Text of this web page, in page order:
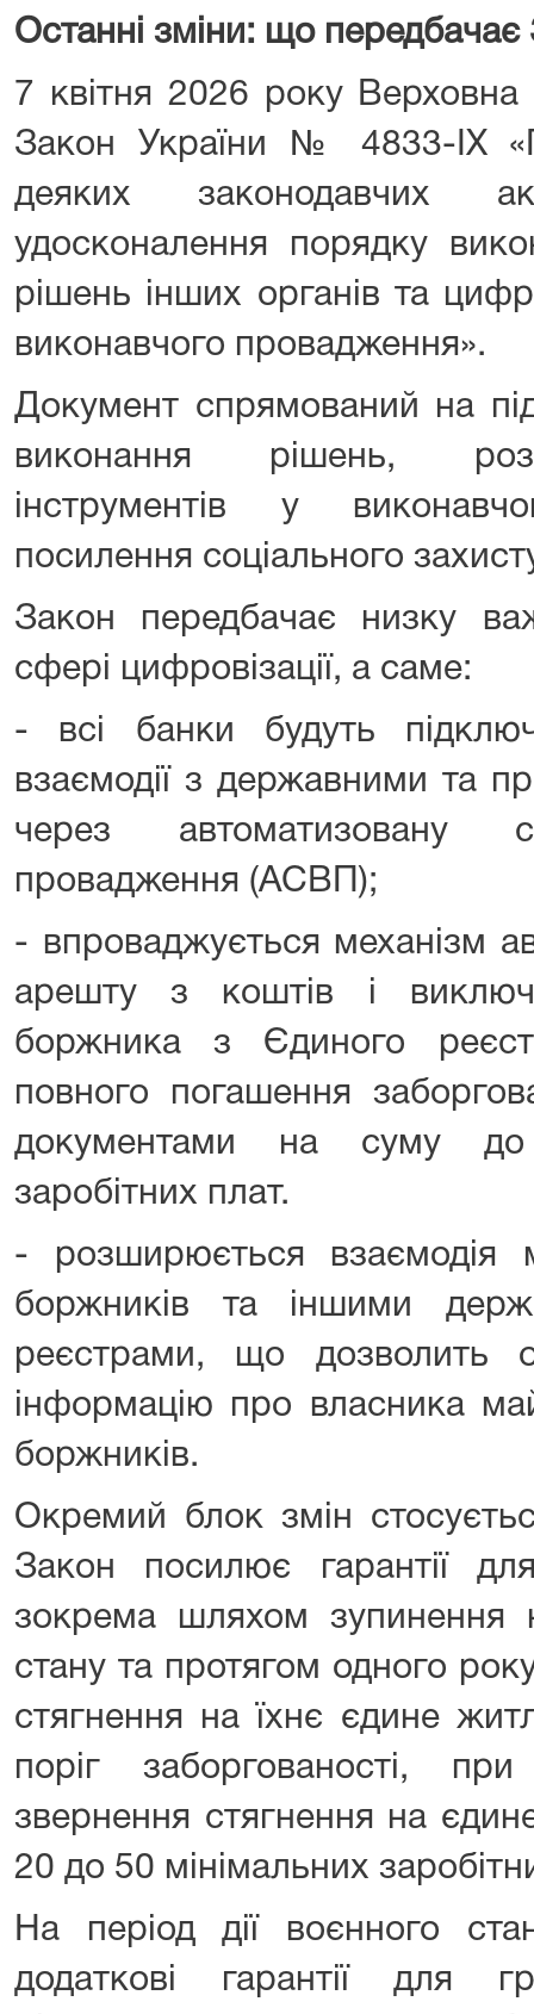
Останні зміни: що
7 квітня 2026 року
Закон України № 4833-IX
деяких законодавчих
удосконалення порядку
рішень інших органів та
виконавчого провадження».
Документ спрямований на
виконання рішень,
інструментів у
посилення соціального
Закон передбачає низку
сфері цифровізації, а саме:
- всі банки будуть
взаємодії з державними та
через автоматизовану
провадження (АСВП);
- впроваджується механізм
арешту з коштів і
боржника з Єдиного
повного погашення
документами на суму до
заробітних плат.
- розширюється взаємодія
боржників та іншими
реєстрами, що дозволить
інформацію про власника
боржників.
Окремий блок змін
Закон посилює гарантії
зокрема шляхом зупинення
стану та протягом одного
стягнення на їхнє єдине
поріг заборгованості,
звернення стягнення на
20 до 50 мінімальних
На період дії воєнного
додаткові гарантії для